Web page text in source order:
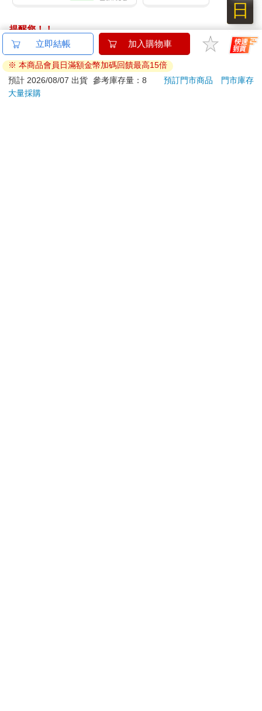
提醒您！！
金石堂及銀行均不會請您操作ATM! 如接獲電話要求您前往
ATM提款機，請不要聽從指示，以免受騙上當！
退換貨須知：
**提醒您，鑑賞期不等於試用期，退回商品須為全新狀態**
日